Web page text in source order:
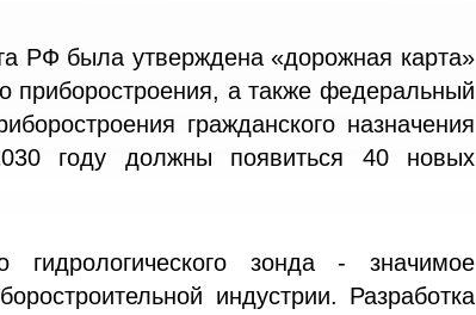
РФ была утверждена «дорожная карта»
приборостроения, а также федеральный
гражданского назначения
году должны появиться 40 новых
гидрологического зонда - значимое
индустрии. Разработка